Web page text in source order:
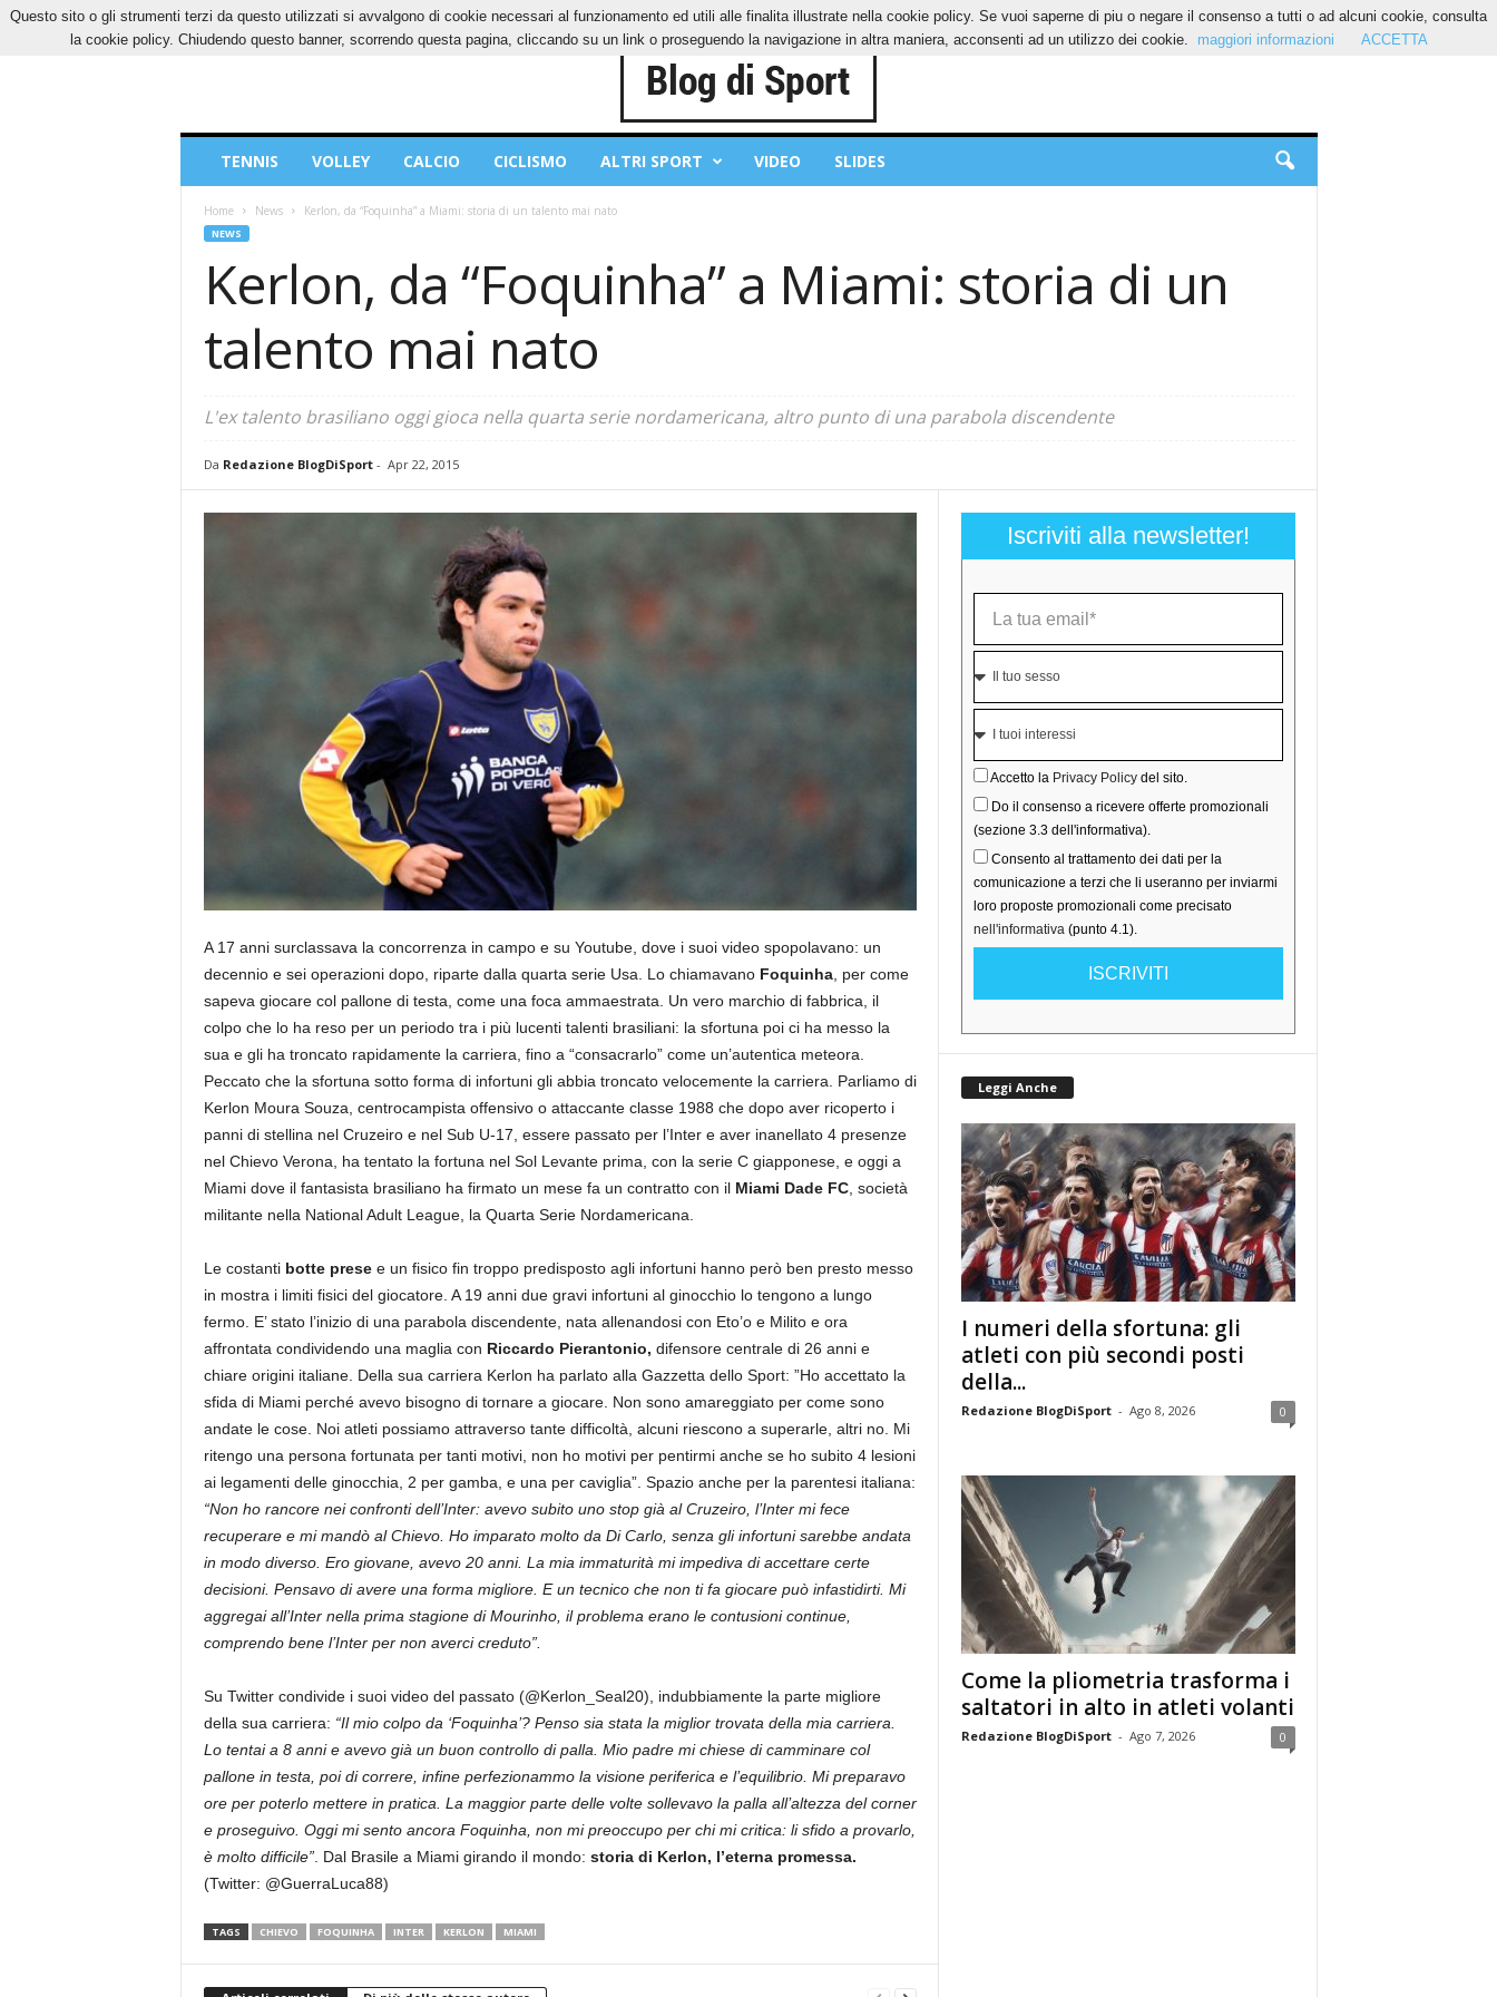
SABATO, 8 AGOSTO 2026 CONTATTI COOKIES PRIVACY POLICY
Sport
TENNIS VOLLEY CALCIO CICLISMO ALTRI SPORT VIDEO SLIDES
Home News Kerlon, da “Foquinha” a Miami: storia di un talento mai nato
NEWS
Kerlon, da “Foquinha” a Miami: storia di un
talento mai nato
L'ex talento brasiliano oggi gioca nella quarta serie nordamericana, altro punto di una parabola discendente
Da Redazione BlogDiSport- Apr 22, 2015
A 17 anni surclassava la concorrenza in campo e su Youtube, dove i suoi video spopolavano: un
decennio e sei operazioni dopo, riparte dalla quarta serie Usa. Lo chiamavano Foquinha, per come
sapeva giocare col pallone di testa, come una foca ammaestrata. Un vero marchio di fabbrica, il
colpo che lo ha reso per un periodo tra i più lucenti talenti brasiliani: la sfortuna poi ci ha messo la
sua e gli ha troncato rapidamente la carriera, fino a “consacrarlo” come un’autentica meteora.
Peccato che la sfortuna sotto forma di infortuni gli abbia troncato velocemente la carriera. Parliamo di
Kerlon Moura Souza, centrocampista offensivo o attaccante classe 1988 che dopo aver ricoperto i
panni di stellina nel Cruzeiro e nel Sub U-17, essere passato per l’Inter e aver inanellato 4 presenze
nel Chievo Verona, ha tentato la fortuna nel Sol Levante prima, con la serie C giapponese, e oggi a
Miami dove il fantasista brasiliano ha firmato un mese fa un contratto con il Miami Dade FC, società
militante nella National Adult League, la Quarta Serie Nordamericana.
Le costanti botte presee un fisico fin troppo predisposto agli infortuni hanno però ben presto messo
in mostra i limiti fisici del giocatore. A 19 anni due gravi infortuni al ginocchio lo tengono a lungo
fermo. E’ stato l’inizio di una parabola discendente, nata allenandosi con Eto’o e Milito e ora
affrontata condividendo una maglia con Riccardo Pierantonio, difensore centrale di 26 anni e
chiare origini italiane. Della sua carriera Kerlon ha parlato alla Gazzetta dello Sport: ”Ho accettato la
sfida di Miami perché avevo bisogno di tornare a giocare. Non sono amareggiato per come sono
andate le cose. Noi atleti possiamo attraverso tante difficoltà, alcuni riescono a superarle, altri no. Mi
ritengo una persona fortunata per tanti motivi, non ho motivi per pentirmi anche se ho subito 4 lesioni
ai legamenti delle ginocchia, 2 per gamba, e una per caviglia”. Spazio anche per la parentesi italiana:
“Non ho rancore nei confronti dell’Inter: avevo subito uno stop già al Cruzeiro, l’Inter mi fece
recuperare e mi mandò al Chievo. Ho imparato molto da Di Carlo, senza gli infortuni sarebbe andata
in modo diverso. Ero giovane, avevo 20 anni. La mia immaturità mi impediva di accettare certe
decisioni. Pensavo di avere una forma migliore. E un tecnico che non ti fa giocare può infastidirti. Mi
aggregai all’Inter nella prima stagione di Mourinho, il problema erano le contusioni continue,
comprendo bene l’Inter per non averci creduto”.
Su Twitter condivide i suoi video del passato (@Kerlon_Seal20), indubbiamente la parte migliore
della sua carriera: “Il mio colpo da ‘Foquinha’? Penso sia stata la miglior trovata della mia carriera.
Lo tentai a 8 anni e avevo già un buon controllo di palla. Mio padre mi chiese di camminare col
pallone in testa, poi di correre, infine perfezionammo la visione periferica e l’equilibrio. Mi preparavo
ore per poterlo mettere in pratica. La maggior parte delle volte sollevavo la palla all’altezza del corner
e proseguivo. Oggi mi sento ancora Foquinha, non mi preoccupo per chi mi critica: li sfido a provarlo,
è molto difficile”. Dal Brasile a Miami girando il mondo: storia di Kerlon, l’eterna promessa.
(Twitter: @GuerraLuca88)
TAGS CHIEVO FOQUINHA INTER KERLON MIAMI
Iscriviti alla newsletter!
Accetto la Privacy Policydel sito.
Do il consenso a ricevere offerte promozionali
(sezione 3.3 dell'informativa).
Consento al trattamento dei dati per la
comunicazione a terzi che li useranno per inviarmi
loro proposte promozionali come precisato
nell'informativa(punto 4.1).
ISCRIVITI
Leggi Anche
I numeri della sfortuna: gli
atleti con più secondi posti
della...
Redazione BlogDiSport - Ago 8, 2026 0
Come la pliometria trasforma i
saltatori in alto in atleti volanti
Redazione BlogDiSport - Ago 7, 2026 0
Questo sito o gli strumenti terzi da questo utilizzati si avvalgono di cookie necessari al funzionamento ed utili alle finalita illustrate nella cookie policy. Se vuoi saperne di piu o negare il consenso a tutti o ad alcuni cookie, consulta
la cookie policy. Chiudendo questo banner, scorrendo questa pagina, cliccando su un link o proseguendo la navigazione in altra maniera, acconsenti ad un utilizzo dei cookie.
maggiori informazioni ACCETTA